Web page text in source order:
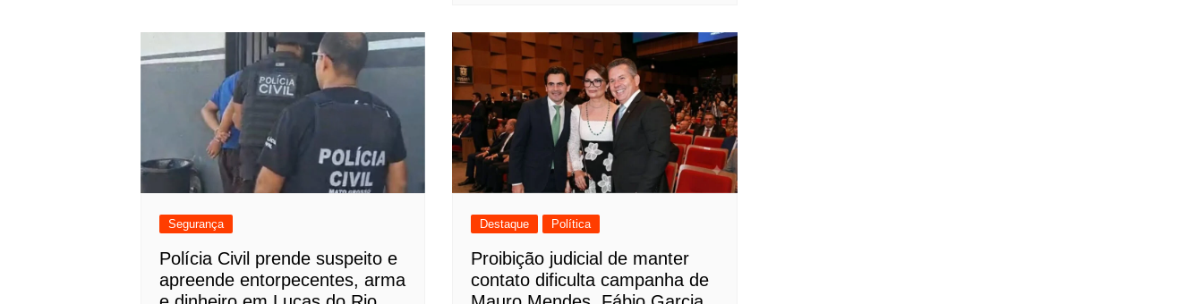
Segurança
Polícia Civil prende suspeito e
apreende entorpecentes, arma
Destaque Política
Proibição judicial de manter
contato dificulta campanha de